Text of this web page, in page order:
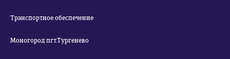
Транспортное обеспечение
Моногород пгт.Тургенево